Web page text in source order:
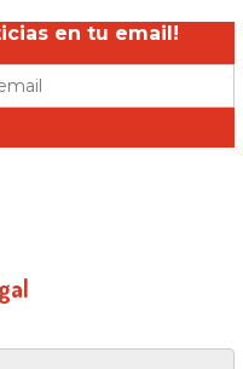
en tu email!